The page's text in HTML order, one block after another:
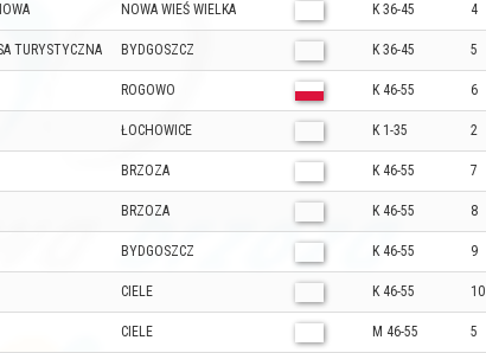
NOWA WIEŚ WIELKA K 36-45 4
TURYSTYCZNA BYDGOSZCZ K 36-45 5
ROGOWO K 46-55 6
ŁOCHOWICE K 1-35 2
BRZOZA K 46-55 7
BRZOZA K 46-55 8
BYDGOSZCZ K 46-55 9
CIELE K 46-55 10
CIELE M 46-55 5